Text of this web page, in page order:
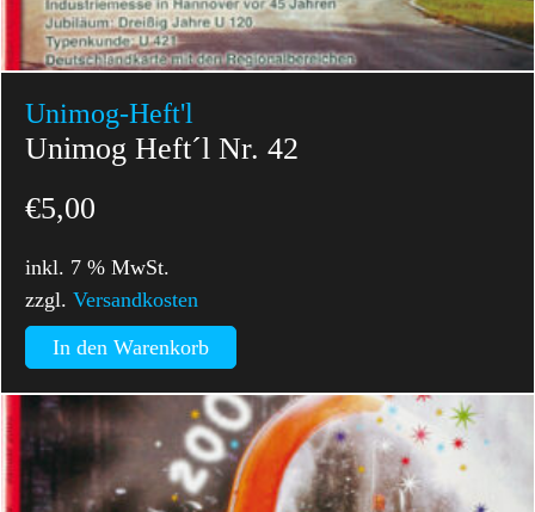
Unimog-Heft'l
Unimog Heft´l Nr. 42
€5,00
inkl. 7 % MwSt.
zzgl.Versandkosten
In den Warenkorb